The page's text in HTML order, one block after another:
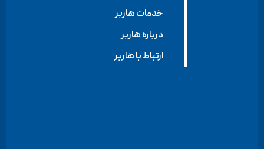
خدمات هاربر
درباره هاربر
ارتباط با هاربر